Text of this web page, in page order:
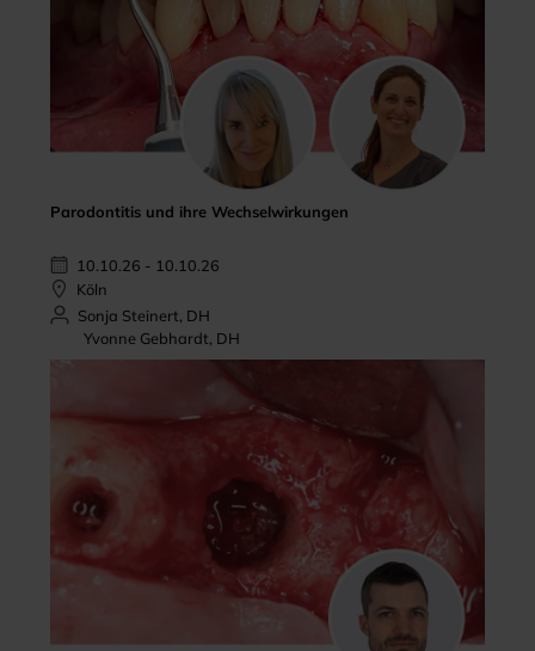
Parodontitis und ihre Wechselwirkungen
10.10.26 - 10.10.26
Köln
Sonja Steinert, DH
Yvonne Gebhardt, DH